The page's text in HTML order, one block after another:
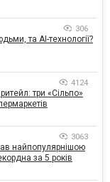
306
та AI-технології?
4124
три «Сільпо»
3063
найпопулярнішою
за 5 років